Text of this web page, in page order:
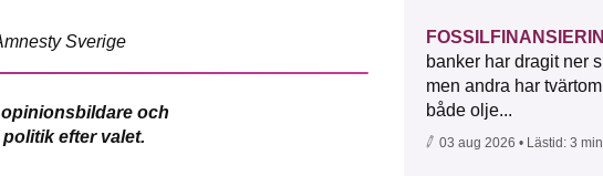
Sverige
och
politikefter valet.
banker har dragit ner
men andra har
både olje...
03 aug 2026 • Lästid: 3 min